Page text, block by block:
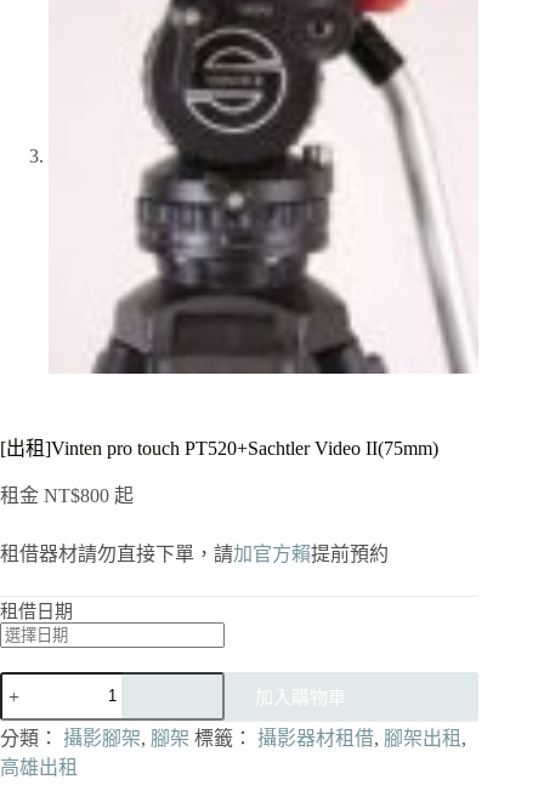
[出租]Vinten pro touch PT520+Sachtler Video II(75mm)
租金 NT$800 起
租借器材請勿直接下單，請加官方賴提前預約
租借日期
pro
touch
PT520+Sachtler
加入購物車
分類： 攝影腳架, 腳架 標籤： 攝影器材租借, 腳架出租 ,
高雄出租